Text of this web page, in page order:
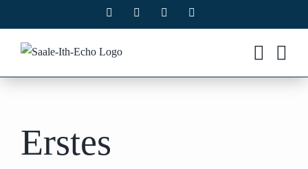
Inhalt
springen
Facebook Instagram
Erstes